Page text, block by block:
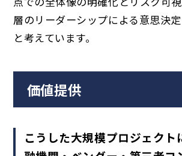
層のリーダーシップによる意思決
と考えています。
価値提供
こうした大規模プロジェクト